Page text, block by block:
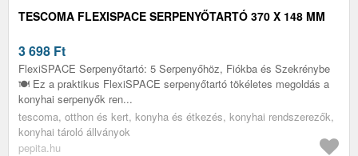
TESCOMA FLEXISPACE SERPENYŐTARTÓ 370 X 148 MM
3 698 Ft
FlexiSPACE Serpenyőtartó: 5 Serpenyőhöz, Fiókba és Szekrénybe
🍽️ Ez a praktikus FlexiSPACE serpenyőtartó tökéletes megoldás a
konyhai serpenyők ren...
tescoma, otthon és kert, konyha és étkezés, konyhai rendszerezők,
konyhai tároló állványok
pepita.hu